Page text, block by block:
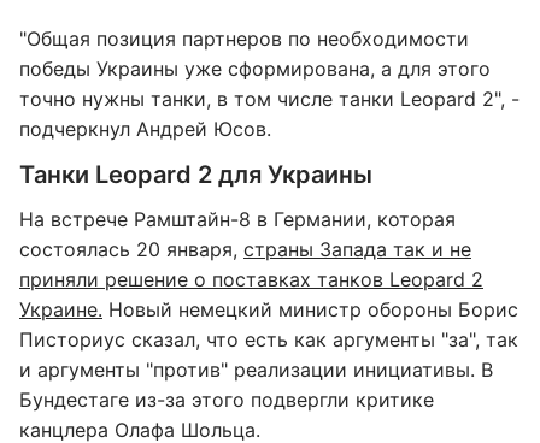
"Общая позиция партнеров по необходимости
победы Украины уже сформирована, а для этого
точно нужны танки, в том числе танки Leopard 2", -
подчеркнул Андрей Юсов.
Танки Leopard 2 для Украины
На встрече Рамштайн-8 в Германии, которая
состоялась 20 января, страны Запада так и не
приняли решение о поставках танков Leopard 2
Украине. Новый немецкий министр обороны Борис
Писториус сказал, что есть как аргументы "за", так
и аргументы "против" реализации инициативы. В
Бундестаге из-за этого подвергли критике
канцлера Олафа Шольца.